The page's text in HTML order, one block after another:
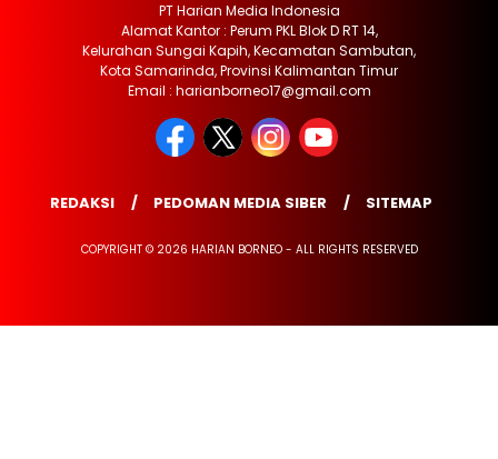
PT Harian Media Indonesia
Alamat Kantor : Perum PKL Blok D RT 14,
Kelurahan Sungai Kapih, Kecamatan Sambutan,
Kota Samarinda, Provinsi Kalimantan Timur
Email : harianborneo17@gmail.com
REDAKSI PEDOMAN MEDIA SIBER SITEMAP
COPYRIGHT © 2026 HARIAN BORNEO - ALL RIGHTS RESERVED